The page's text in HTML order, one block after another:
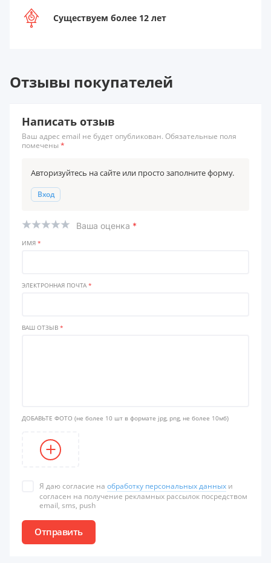
Существуем более 12 лет
Отзывы покупателей
Написать отзыв
Ваш адрес email не будет опубликован. Обязательные поля
помечены *
Авторизуйтесь на сайте или просто заполните форму.
Вход
Ваша оценка *
ИМЯ *
ЭЛЕКТРОННАЯ ПОЧТА *
ВАШ ОТЗЫВ *
ДОБАВЬТЕ ФОТО (не более 10 шт в формате jpg, png, не более 10мб)
Я даю согласие на обработку персональных данных и
согласен на получение рекламных рассылок посредством
email, sms, push
Отправить